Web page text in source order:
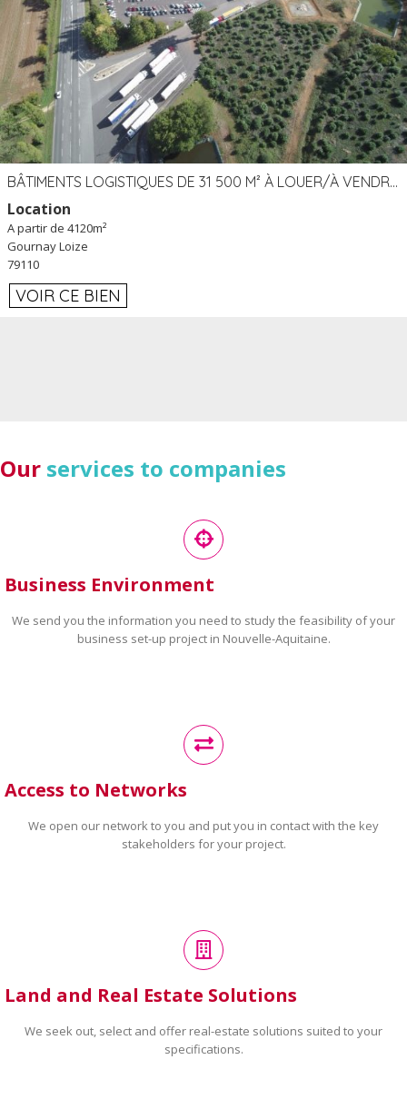
BÂTIMENTS LOGISTIQUES DE 31 500 M² À LOUER/À VENDRE SUR UN SITE DE 17 HA (79)
Location
A partir de 4120m²
Gournay Loize
79110
VOIR CE BIEN
Our services to companies
Business Environment
We send you the information you need to study the feasibility of your
business set-up project in Nouvelle-Aquitaine.
Access to Networks
We open our network to you and put you in contact with the key
stakeholders for your project.
Land and Real Estate Solutions
We seek out, select and offer real-estate solutions suited to your
specifications.